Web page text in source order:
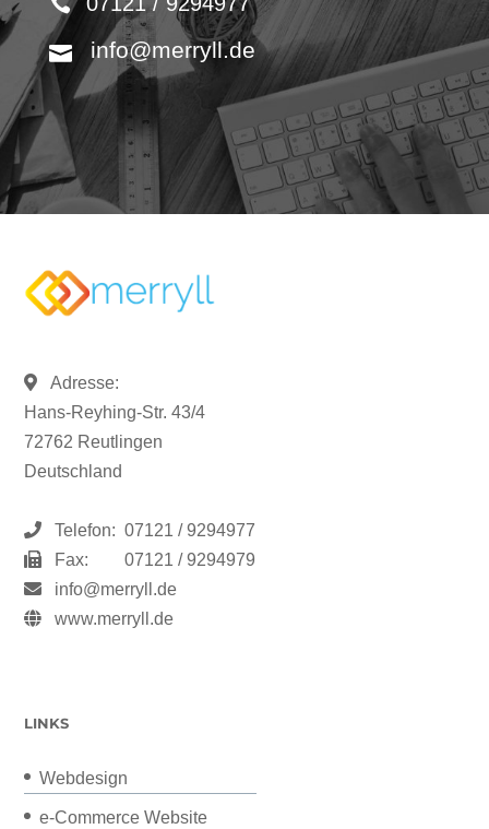
info@merryll.de
Adresse:
Hans-Reyhing-Str. 43/4
72762 Reutlingen
Deutschland
Telefon: 07121 / 9294977
Fax:
07121 / 9294979
info@merryll.de
www.merryll.de
LINKS
Webdesign
e-Commerce Website